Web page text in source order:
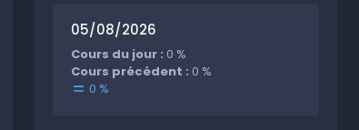
05/08/2026
Cours du jour : 0 %
Cours précédent : 0 %
0 %